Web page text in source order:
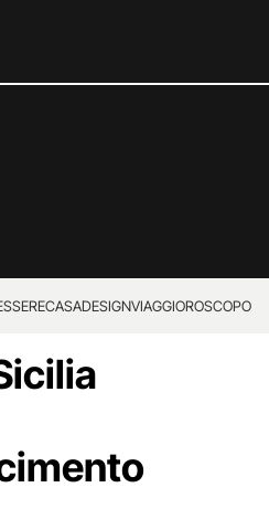
CASADESIGNVIAGGIOROSCOPO